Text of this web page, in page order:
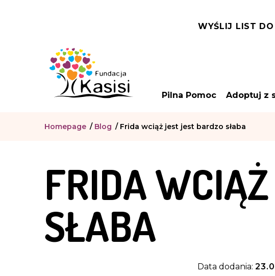
WYŚLIJ LIST
Pilna Pomoc Adoptuj z
Homepage / Blog / Frida wciąż jest jest bardzo słaba
FRIDA
SŁABA
Data dodania: